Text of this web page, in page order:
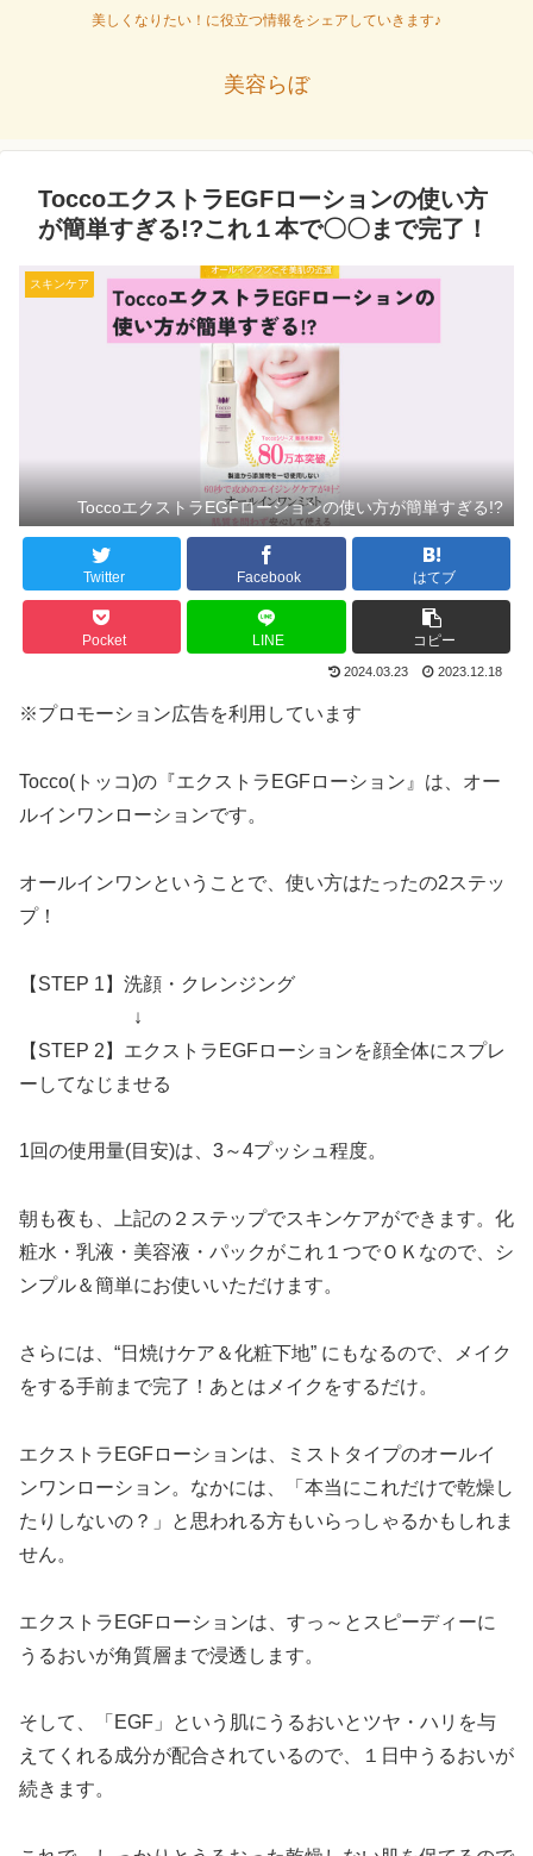
美しくなりたい！に役立つ情報をシェアしていきます♪
美容らぼ
ToccoエクストラEGFローションの使い方
が簡単すぎる!?これ１本で〇〇まで完了！
スキンケア
ToccoエクストラEGFローションの使い方が簡単すぎる!?
Twitter Facebook はてブ
Pocket LINE コピー
2024.03.23 2023.12.18
※プロモーション広告を利用しています
Tocco(トッコ)の『エクストラEGFローション』は、オー
ルインワンローションです。
オールインワンということで、使い方はたったの2ステッ
プ！
【STEP 1】洗顔・クレンジング
↓
【STEP 2】エクストラEGFローションを顔全体にスプレ
ーしてなじませる
1回の使用量(目安)は、3～4プッシュ程度。
朝も夜も、上記の２ステップでスキンケアができます。化
粧水・乳液・美容液・パックがこれ１つでＯＫなので、シ
ンプル＆簡単にお使いいただけます。
さらには、“日焼けケア＆化粧下地” にもなるので、メイク
をする手前まで完了！あとはメイクをするだけ。
エクストラEGFローションは、ミストタイプのオールイ
ンワンローション。なかには、「本当にこれだけで乾燥し
たりしないの？」と思われる方もいらっしゃるかもしれま
せん。
エクストラEGFローションは、すっ～とスピーディーに
うるおいが角質層まで浸透します。
そして、「EGF」という肌にうるおいとツヤ・ハリを与
えてくれる成分が配合されているので、１日中うるおいが
続きます。